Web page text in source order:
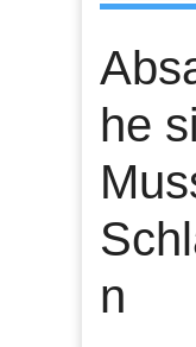
he
n